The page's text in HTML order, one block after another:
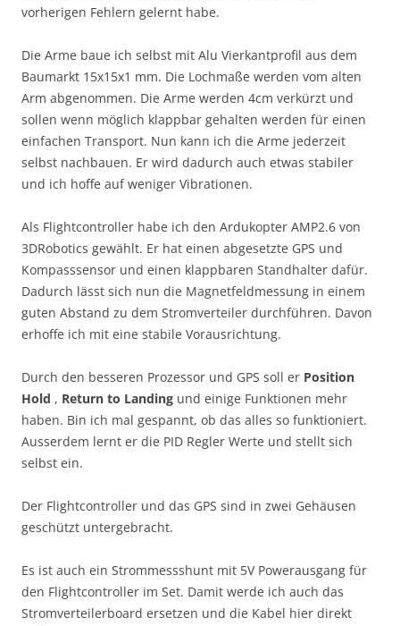
vorherigen Fehlern gelernt habe.
Die Arme baue ich selbst mit Alu Vierkantprofil aus dem
Baumarkt 15x15x1 mm. Die Lochmaße werden vom alten
Arm abgenommen. Die Arme werden 4cm verkürzt und
sollen wenn möglich klappbar gehalten werden für einen
einfachen Transport. Nun kann ich die Arme jederzeit
selbst nachbauen. Er wird dadurch auch etwas stabiler
und ich hoffe auf weniger Vibrationen.
Als Flightcontroller habe ich den Ardukopter AMP2.6 von
3DRobotics gewählt. Er hat einen abgesetzte GPS und
Kompasssensor und einen klappbaren Standhalter dafür.
Dadurch lässt sich nun die Magnetfeldmessung in einem
guten Abstand zu dem Stromverteiler durchführen. Davon
erhoffe ich mit eine stabile Vorausrichtung.
Durch den besseren Prozessor und GPS soll er Position
Hold , Return to Landing und einige Funktionen mehr
haben. Bin ich mal gespannt, ob das alles so funktioniert.
Ausserdem lernt er die PID Regler Werte und stellt sich
selbst ein.
Der Flightcontroller und das GPS sind in zwei Gehäusen
geschützt untergebracht.
Es ist auch ein Strommessshunt mit 5V Powerausgang für
den Flightcontroller im Set. Damit werde ich auch das
Stromverteilerboard ersetzen und die Kabel hier direkt